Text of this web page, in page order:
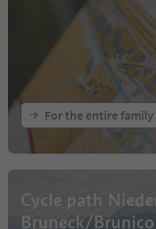
For the entire family
Cycle path
Bruneck/Brunico